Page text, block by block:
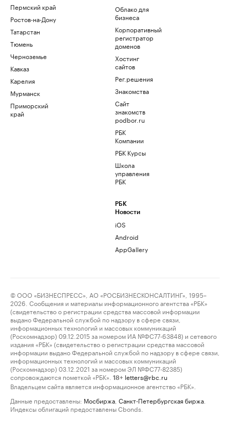
Пермский край
Ростов-на-Дону
Татарстан
Тюмень
Черноземье
Кавказ
Карелия
Мурманск
Приморский
край
Облако для
бизнеса
Корпоративный
регистратор
доменов
Хостинг
сайтов
Рег.решения
Знакомства
Сайт
знакомств
podbor.ru
РБК
Компании
РБК Курсы
Школа
управления
РБК
РБК
Новости
iOS
Android
AppGallery
© ООО «БИЗНЕСПРЕСС», АО «РОСБИЗНЕСКОНСАЛТИНГ», 1995–
2026. Сообщения и материалы информационного агентства «РБК»
(свидетельство о регистрации средства массовой информации
выдано Федеральной службой по надзору в сфере связи,
информационных технологий и массовых коммуникаций
(Роскомнадзор) 09.12.2015 за номером ИА №ФС77-63848) и сетевого
издания «РБК» (свидетельство о регистрации средства массовой
информации выдано Федеральной службой по надзору в сфере связи,
информационных технологий и массовых коммуникаций
(Роскомнадзор) 03.12.2021 за номером ЭЛ №ФС77-82385)
сопровождаются пометкой «РБК».
18+ letters@rbc.ru
Владельцем сайта является информационное агентство «РБК».
Данные предоставлены: Мосбиржа Санкт-Петербургская биржа
Индексы облигаций предоставлены Cbonds.